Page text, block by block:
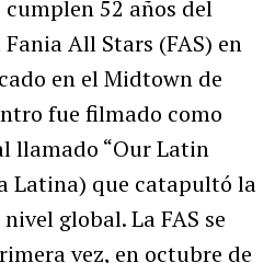
cumplen 52 años del
All Stars (FAS) en
en el Midtown de
fue filmado como
llamado “Our Latin
Latina) que catapultó la
global. La FAS se
vez, en octubre de